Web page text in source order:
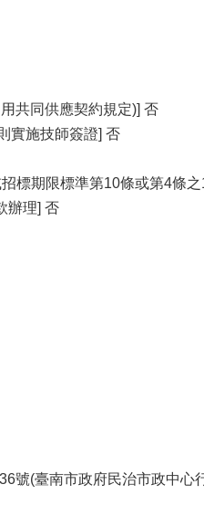
共同供應契約規定)] 否
實施技師簽證] 否
標期限標準第10條或第4條之
辦理] 否
號(臺南市政府民治市政中心